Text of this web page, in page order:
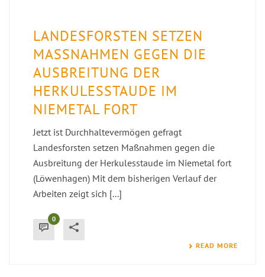
LANDESFORSTEN SETZEN
MASSNAHMEN GEGEN DIE A
USBREITUNG DER H
ERKULESSTAUDE IM N
IEMETAL FORT
Jetzt ist Durchhaltevermögen gefragt
Landesforsten setzen Maßnahmen gegen die
Ausbreitung der Herkulesstaude im Niemetal fort
(Löwenhagen) Mit dem bisherigen Verlauf der
Arbeiten zeigt sich [...]
0
READ MORE